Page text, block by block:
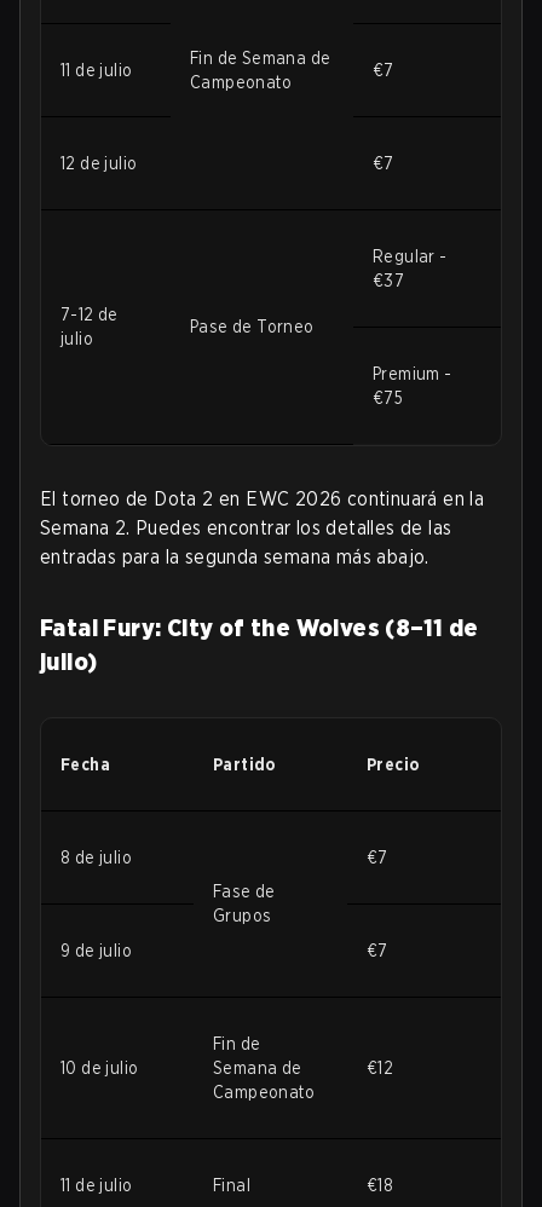
Fin de Semana de
Campeonato
11 de julio €7
12 de julio €7
7-12 de
julio
Pase de Torneo
Regular -
€37
Premium -
€75
El torneo de Dota 2 en EWC 2026 continuará en la
Semana 2. Puedes encontrar los detalles de las
entradas para la segunda semana más abajo.
Fatal Fury: City of the Wolves (8–11 de
julio)
Fecha Partido Precio
8 de julio
Fase de
Grupos
€7
9 de julio €7
10 de julio
Fin de
Semana de
Campeonato
€12
11 de julio Final €18